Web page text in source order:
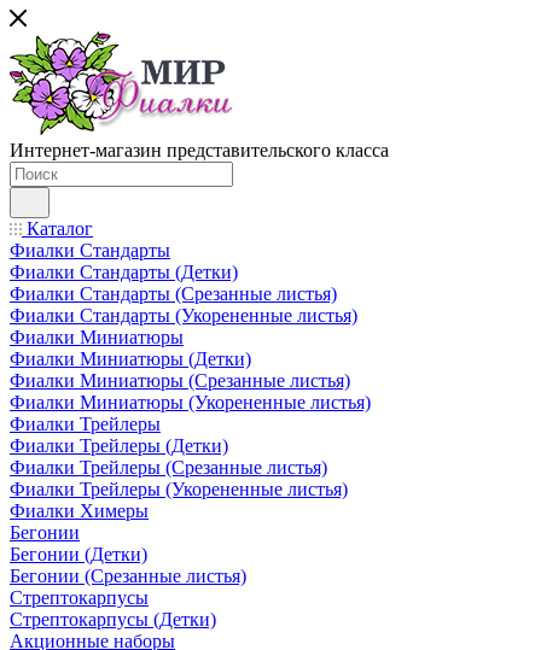
Интернет-магазин представительского класса
Каталог
Фиалки Стандарты
Фиалки Стандарты (Детки)
Фиалки Стандарты (Срезанные листья)
Фиалки Стандарты (Укорененные листья)
Фиалки Миниатюры
Фиалки Миниатюры (Детки)
Фиалки Миниатюры (Срезанные листья)
Фиалки Миниатюры (Укорененные листья)
Фиалки Трейлеры
Фиалки Трейлеры (Детки)
Фиалки Трейлеры (Срезанные листья)
Фиалки Трейлеры (Укорененные листья)
Фиалки Химеры
Бегонии
Бегонии (Детки)
Бегонии (Срезанные листья)
Стрептокарпусы
Стрептокарпусы (Детки)
Акционные наборы